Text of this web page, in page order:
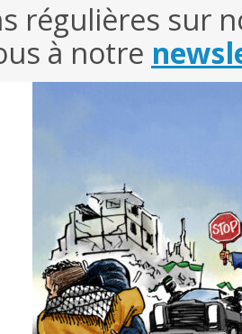
régulières sur
à notre